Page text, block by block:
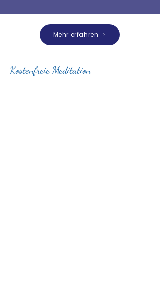
Mehr erfahren
Kostenfreie Meditation